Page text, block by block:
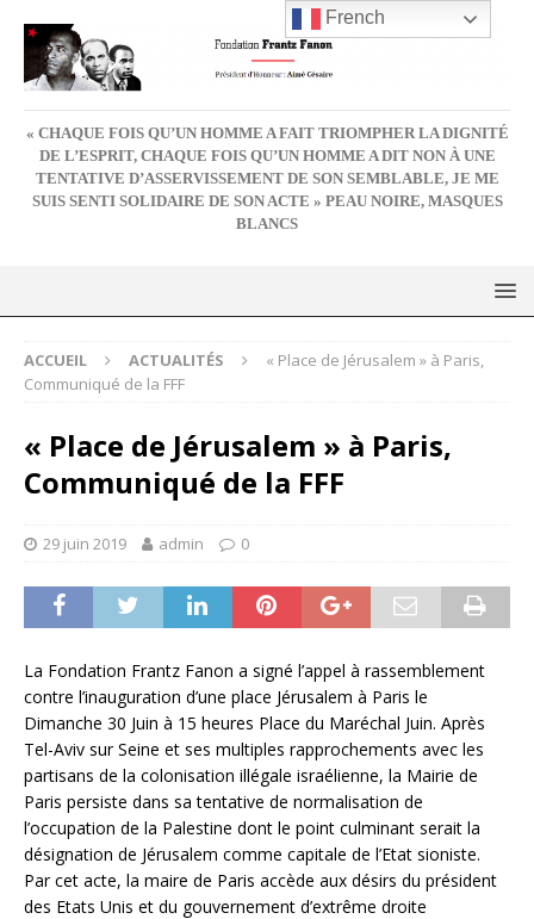
« CHAQUE FOIS QU’UN HOMME A FAIT TRIOMPHER LA DIGNITÉ
DE L’ESPRIT, CHAQUE FOIS QU’UN HOMME A DIT NON À UNE
TENTATIVE D’ASSERVISSEMENT DE SON SEMBLABLE, JE ME
SUIS SENTI SOLIDAIRE DE SON ACTE » PEAU NOIRE, MASQUES
BLANCS
ACCUEIL ACTUALITÉS
« Place de Jérusalem » à Paris,
Communiqué de la FFF
« Place de Jérusalem » à Paris,
Communiqué de la FFF
29 juin 2019 admin 0
La Fondation Frantz Fanon a signé l’appel à rassemblement
contre l’inauguration d’une place Jérusalem à Paris le
Dimanche 30 Juin à 15 heures Place du Maréchal Juin. Après
Tel-Aviv sur Seine et ses multiples rapprochements avec les
partisans de la colonisation illégale israélienne, la Mairie de
Paris persiste dans sa tentative de normalisation de
l’occupation de la Palestine dont le point culminant serait la
désignation de Jérusalem comme capitale de l’Etat sioniste.
Par cet acte, la maire de Paris accède aux désirs du président
des Etats Unis et du gouvernement d’extrême droite
French